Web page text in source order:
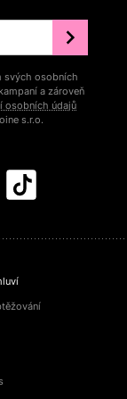
svých osobních
a zároveň
osobních údajů
s.r.o.